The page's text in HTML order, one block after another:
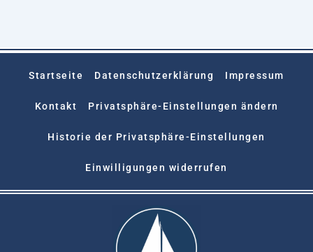
Startseite Datenschutzerklärung Impressum
Kontakt Privatsphäre-Einstellungen ändern
Historie der Privatsphäre-Einstellungen
Einwilligungen widerrufen